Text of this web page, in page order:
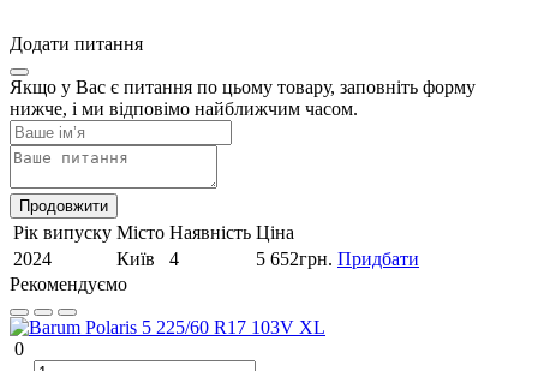
Додати питання
Якщо у Вас є питання по цьому товару, заповніть форму
нижче, і ми відповімо найближчим часом.
Продовжити
Рік випуску Місто Наявність Ціна
2024
Київ 4 5 652грн. Придбати
Рекомендуємо
0